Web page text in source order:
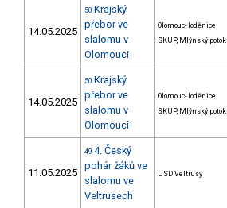
14.05.2025
50 Krajský
přebor ve
slalomu v
Olomouci
Olomouc- loděnice
SKUP, Mlýnský potok
14.05.2025
50 Krajský
přebor ve
slalomu v
Olomouci
Olomouc- loděnice
SKUP, Mlýnský potok
11.05.2025
49 4. Český
pohár žáků ve
slalomu ve
Veltrusech
USD Veltrusy